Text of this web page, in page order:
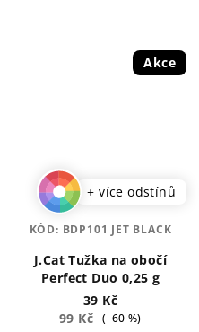
Akce
+ více odstínů
J.Cat Tužka na obočí
Perfect Duo 0,25 g
39 Kč
99 Kč (–60 %)
KÓD: BDP101 JET BLACK